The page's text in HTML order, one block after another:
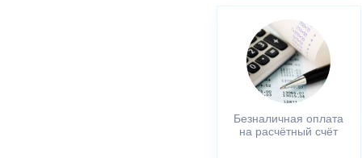
Безналичная оплата
на расчётный счёт